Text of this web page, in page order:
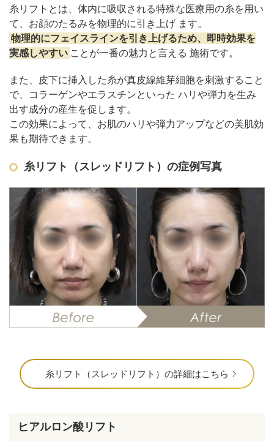
糸リフトとは、体内に吸収される特殊な医療用の糸を用い
て、お顔のたるみを物理的に引き上げ ます。
物理的にフェイスラインを引き上げるため、即時効果を
実感しやすい ことが一番の魅力と言える 施術です。
また、皮下に挿入した糸が真皮線維芽細胞を刺激すること
で、コラーゲンやエラスチンといった ハリや弾力を生み
出す成分の産生を促します。
この効果によって、お肌のハリや弾力アップなどの美肌効
果も期待できます。
糸リフト（スレッドリフト）の症例写真
糸リフト（スレッドリフト）の詳細はこちら
ヒアルロン酸リフト